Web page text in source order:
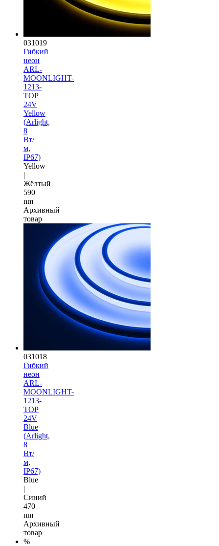
031019
Гибкий
неон
ARL-
MOONLIGHT-
1213-
TOP
24V
Yellow
(Arlight,
8
Вт/
м,
IP67)
Yellow
|
Жёлтый
590
nm
Архивный
товар
031018
Гибкий
неон
ARL-
MOONLIGHT-
1213-
TOP
24V
Blue
(Arlight,
8
Вт/
м,
IP67)
Blue
|
Синий
470
nm
Архивный
товар
%